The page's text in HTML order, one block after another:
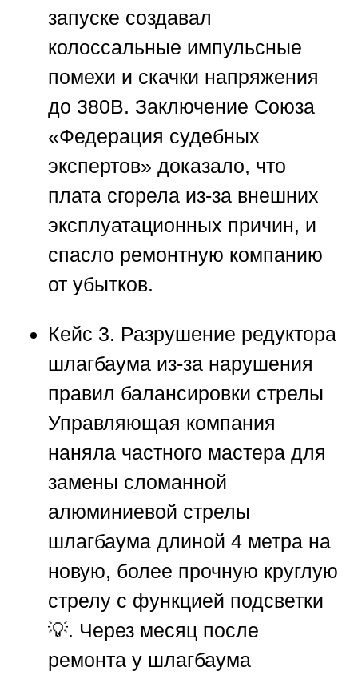
запуске создавал
колоссальные импульсные
помехи и скачки напряжения
до 380В. Заключение Союза
«Федерация судебных
экспертов» доказало, что
плата сгорела из-за внешних
эксплуатационных причин, и
спасло ремонтную компанию
от убытков.
Кейс 3. Разрушение редуктора
шлагбаума из-за нарушения
правил балансировки стрелы
Управляющая компания
наняла частного мастера для
замены сломанной
алюминиевой стрелы
шлагбаума длиной 4 метра на
новую, более прочную круглую
стрелу с функцией подсветки
💡. Через месяц после
ремонта у шлагбаума